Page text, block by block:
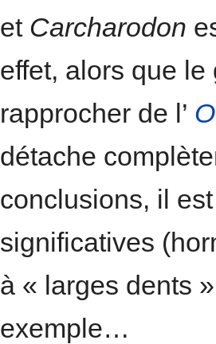
et Carcharodon
effet, alors que
rapprocher de l’
détache
conclusions, il
significatives
à « larges dents
exemple…